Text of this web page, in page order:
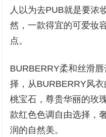
人以为去PUB就是要浓
然，一款得宜的可爱妆
点。
BURBERRY柔和丝滑
择，从BURBERRY风
桃宝石，尊贵华丽的玫
款红色色调自由选择，
润的自然美。